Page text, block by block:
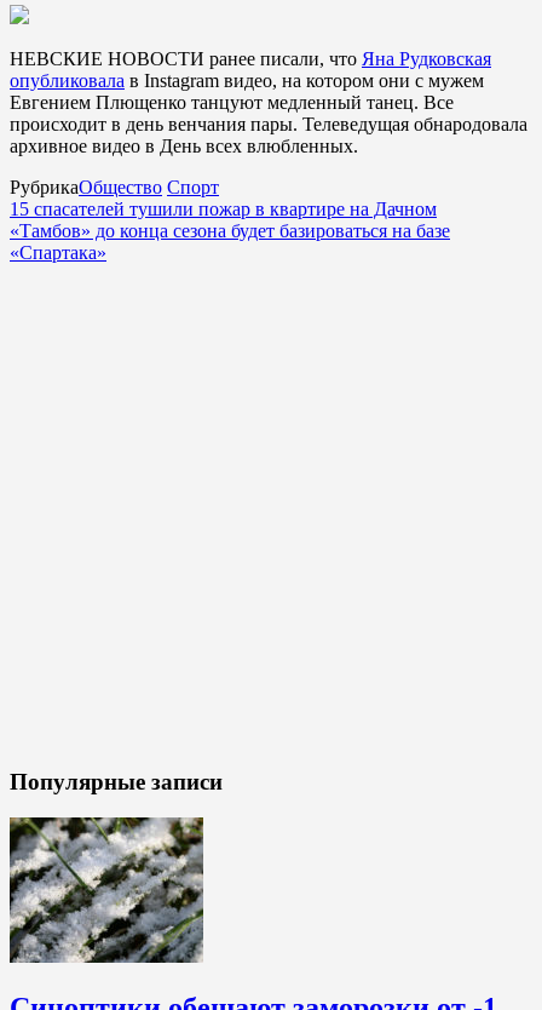
НЕВСКИЕ НОВОСТИ ранее писали, что Яна Рудковская
опубликовала в Instagram видео, на котором они с мужем
Евгением Плющенко танцуют медленный танец. Все
происходит в день венчания пары. Телеведущая обнародовала
архивное видео в День всех влюбленных.
РубрикаОбщество Спорт
15 спасателей тушили пожар в квартире на Дачном
«Тамбов» до конца сезона будет базироваться на базе
«Спартака»
Популярные записи